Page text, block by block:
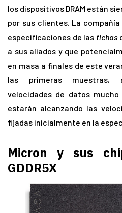
los dispositivos DRAM están
por sus clientes. La
especificaciones de las fichas
a sus aliados y que
en masa a finales de este
las primeras muestras,
velocidades de datos mucho
estarán alcanzando las
fijadas inicialmente en la
Micron y sus
GDDR5X